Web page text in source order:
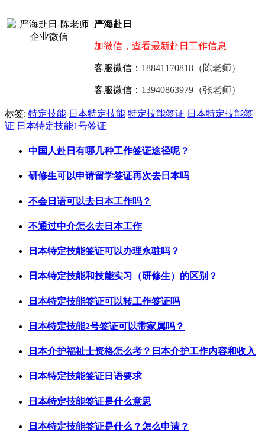
严海赴日
加微信，查看最新赴日工作信息
客服微信： 18841170818（陈老师）
客服微信： 13940863979（张老师）
标签: 特定技能 日本特定技能 特定技能签证 日本特定技能签
证 日本特定技能1号签证
中国人赴日有哪几种工作签证途径呢？
研修生可以申请留学签证再次去日本吗
不会日语可以去日本工作吗？
不通过中介怎么去日本工作
日本特定技能签证可以办理永驻吗？
日本特定技能和技能实习（研修生）的区别？
日本特定技能签证可以转工作签证吗
日本特定技能2号签证可以带家属吗？
日本介护福祉士资格怎么考？日本介护工作内容和收入
日本特定技能签证日语要求
日本特定技能签证是什么意思
日本特定技能签证是什么？怎么申请？